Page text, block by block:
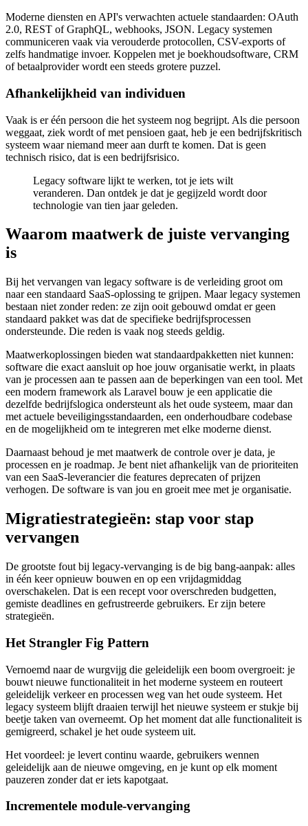
Moderne diensten en API's verwachten actuele standaarden: OAuth
2.0, REST of GraphQL, webhooks, JSON. Legacy systemen
communiceren vaak via verouderde protocollen, CSV-exports of
zelfs handmatige invoer. Koppelen met je boekhoudsoftware, CRM
of betaalprovider wordt een steeds grotere puzzel.
Afhankelijkheid van individuen
Vaak is er één persoon die het systeem nog begrijpt. Als die persoon
weggaat, ziek wordt of met pensioen gaat, heb je een bedrijfskritisch
systeem waar niemand meer aan durft te komen. Dat is geen
technisch risico, dat is een bedrijfsrisico.
Legacy software lijkt te werken, tot je iets wilt
veranderen. Dan ontdek je dat je gegijzeld wordt door
technologie van tien jaar geleden.
Waarom maatwerk de juiste vervanging
is
Bij het vervangen van legacy software is de verleiding groot om
naar een standaard SaaS-oplossing te grijpen. Maar legacy systemen
bestaan niet zonder reden: ze zijn ooit gebouwd omdat er geen
standaard pakket was dat de specifieke bedrijfsprocessen
ondersteunde. Die reden is vaak nog steeds geldig.
Maatwerkoplossingen bieden wat standaardpakketten niet kunnen:
software die exact aansluit op hoe jouw organisatie werkt, in plaats
van je processen aan te passen aan de beperkingen van een tool. Met
een modern framework als Laravel bouw je een applicatie die
dezelfde bedrijfslogica ondersteunt als het oude systeem, maar dan
met actuele beveiligingsstandaarden, een onderhoudbare codebase
en de mogelijkheid om te integreren met elke moderne dienst.
Daarnaast behoud je met maatwerk de controle over je data, je
processen en je roadmap. Je bent niet afhankelijk van de prioriteiten
van een SaaS-leverancier die features deprecaten of prijzen
verhogen. De software is van jou en groeit mee met je organisatie.
Migratiestrategieën: stap voor stap
vervangen
De grootste fout bij legacy-vervanging is de big bang-aanpak: alles
in één keer opnieuw bouwen en op een vrijdagmiddag
overschakelen. Dat is een recept voor overschreden budgetten,
gemiste deadlines en gefrustreerde gebruikers. Er zijn betere
strategieën.
Het Strangler Fig Pattern
Vernoemd naar de wurgvijg die geleidelijk een boom overgroeit: je
bouwt nieuwe functionaliteit in het moderne systeem en routeert
geleidelijk verkeer en processen weg van het oude systeem. Het
legacy systeem blijft draaien terwijl het nieuwe systeem er stukje bij
beetje taken van overneemt. Op het moment dat alle functionaliteit is
gemigreerd, schakel je het oude systeem uit.
Het voordeel: je levert continu waarde, gebruikers wennen
geleidelijk aan de nieuwe omgeving, en je kunt op elk moment
pauzeren zonder dat er iets kapotgaat.
Incrementele module-vervanging